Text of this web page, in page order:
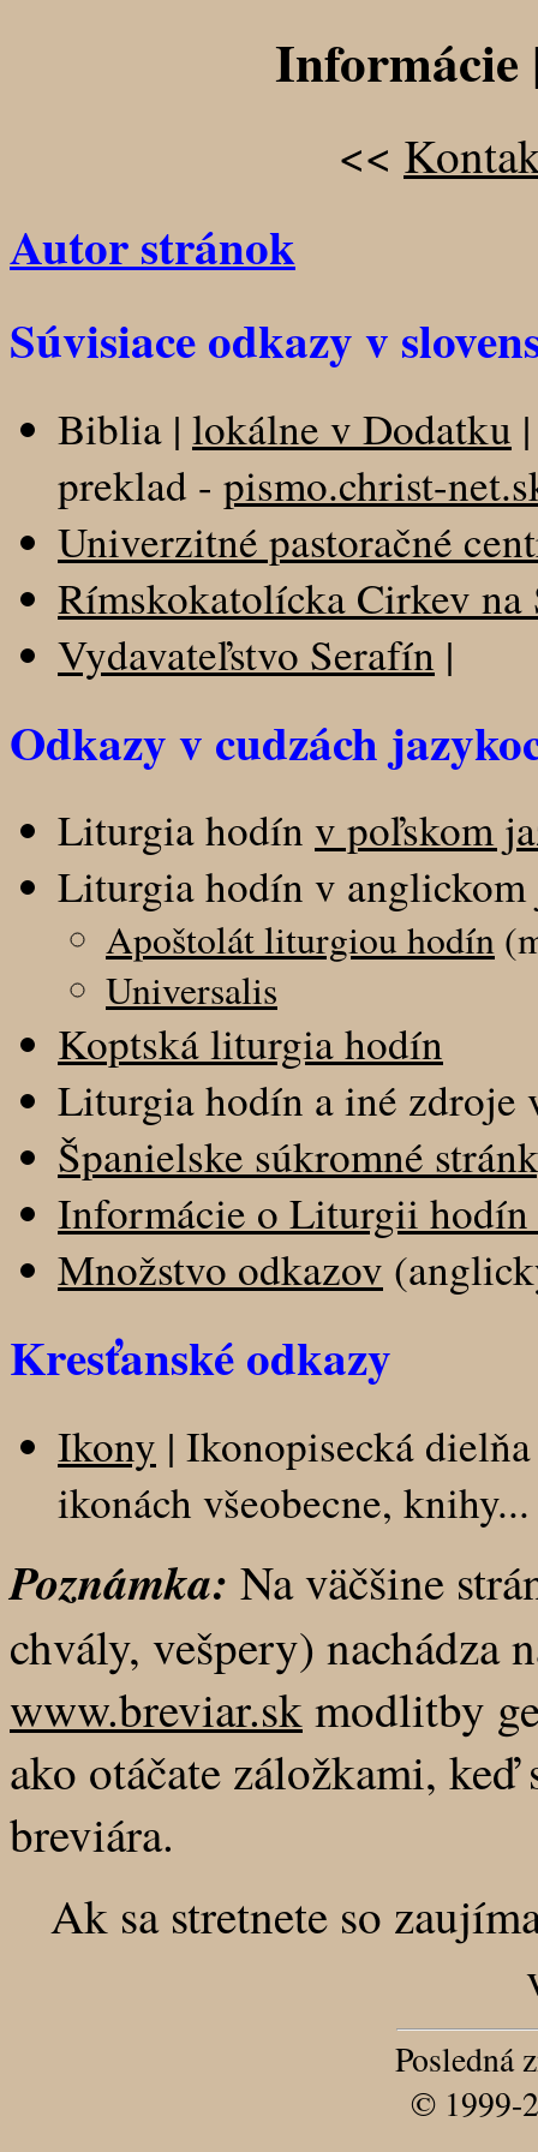
Informácie
<<
Autor stránok
Súvisiace odkazy v
Biblia | lokálne v Dodatku
preklad - pismo.christ-
Univerzitné pastoračné
Rímskokatolícka Cirkev na
Vydavateľstvo Serafín |
Odkazy v cudzách
Liturgia hodín v poľskom
Liturgia hodín v
Apoštolát liturgiou hodín
Universalis
Koptská liturgia hodín
Liturgia hodín a iné
Španielske súkromné
Informácie o Liturgii
Množstvo odkazov
Kresťanské odkazy
Ikony | Ikonopisecká
ikonách všeobecne, knihy...
Poznámka: Na väčšine
chvály, vešpery) nachádza
www.breviar.skmodlitby
ako otáčate záložkami,
breviára.
Ak sa stretnete so
Posledná
© 1999-